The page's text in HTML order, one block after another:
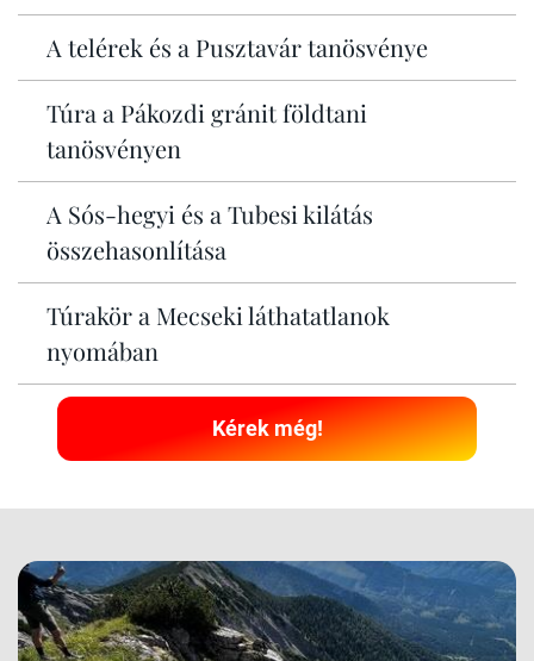
A telérek és a Pusztavár tanösvénye
Túra a Pákozdi gránit földtani
tanösvényen
A Sós-hegyi és a Tubesi kilátás
összehasonlítása
Túrakör a Mecseki láthatatlanok
nyomában
Kérek még!